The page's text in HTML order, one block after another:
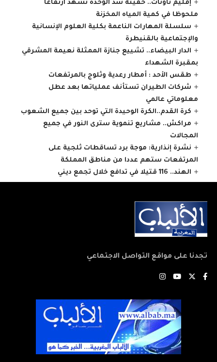
إقليم تاونات.. حقينة سد الوحدة تشهد ارتفاعا
ملحوظا في كمية المياه المخزنة
سلسلة المهارات الناعمة بكلية العلوم الإنسانية
والإجتماعية بالقنيطرة
الدار البيضاء.. تشييع جنازة الممثلة نعيمة المشرقي
بمقبرة الشهداء
طقس الأحد : أمطار رعدية وثلوج بالمرتفعات
شركات الطيران تستأنف عملياتها بعد عطل
معلوماتي عالمي
كرة القدم..الكرة الوحيدة التي توحد بين جميع الشعوب
مراكش.. مشاريع تنموية سترى النور في جميع
المجالات
نشرة إنذارية: موجة برد تساقطات ثلجية على
المرتفعات ستهم عددا من مناطق المملكة
الهند.. 116 قتيلا في تدافع خلال تجمع ديني
تجدنا على مواقع التواصل الاجتماعي